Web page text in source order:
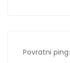
Povratni ping: